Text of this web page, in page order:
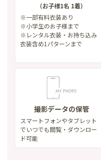
（お子様1名 1着）
※一部有料衣装あり
※小学生のお子様まで
※レンタル衣装・お持ち込み
衣装含め1パターンまで
撮影データの保管
スマートフォンやタブレット
でいつでも閲覧・ダウンロー
ド可能